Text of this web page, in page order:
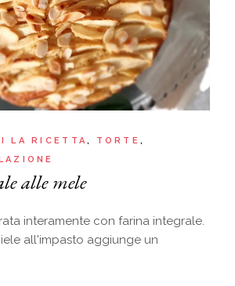
LA RICETTA
TORTE
alle mele
interamente con farina integrale.
all'impasto aggiunge un